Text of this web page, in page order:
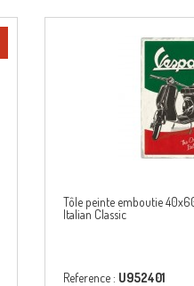
Tôle peinte emboutie
Italian Classic
Reference : U952401